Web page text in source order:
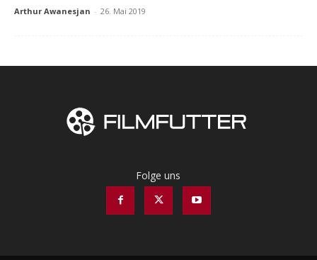
Arthur Awanesjan - 26. Mai 2019
Folge uns